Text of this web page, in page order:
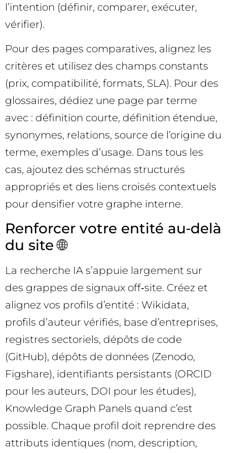
l’intention (définir, comparer, exécuter,
vérifier).
Pour des pages comparatives, alignez les
critères et utilisez des champs constants
(prix, compatibilité, formats, SLA). Pour des
glossaires, dédiez une page par terme
avec : définition courte, définition étendue,
synonymes, relations, source de l’origine du
terme, exemples d’usage. Dans tous les
cas, ajoutez des schémas structurés
appropriés et des liens croisés contextuels
pour densifier votre graphe interne.
Renforcer votre entité au‑delà
du site 🌐
La recherche IA s’appuie largement sur
des grappes de signaux off‑site. Créez et
alignez vos profils d’entité : Wikidata,
profils d’auteur vérifiés, base d’entreprises,
registres sectoriels, dépôts de code
(GitHub), dépôts de données (Zenodo,
Figshare), identifiants persistants (ORCID
pour les auteurs, DOI pour les études),
Knowledge Graph Panels quand c’est
possible. Chaque profil doit reprendre des
attributs identiques (nom, description,